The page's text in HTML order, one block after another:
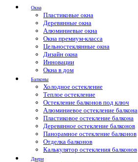
Окна
Пластиковые окна
Деревянные окна
Алюминиевые окна
Окна премиум-класса
Цельностеклянные окна
Дизайн окна
Инновации
Окна в дом
Балконы
Холодное остекление
Теплое остекление
Остекление балконов под ключ
Алюминиевое остекление балкона
Пластиковое остекление балкона
Деревянное остекление балконов
Панорамное остекление балконов
Отделка балконов
Калькулятор остекления балконов
Двери